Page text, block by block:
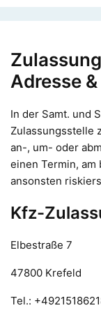
Adresse
In der Samt. und
Zulassungsstelle
an-, um- oder
einen Termin,
ansonsten
Kfz-
Elbestraße 7
47800 Krefeld
Tel.: